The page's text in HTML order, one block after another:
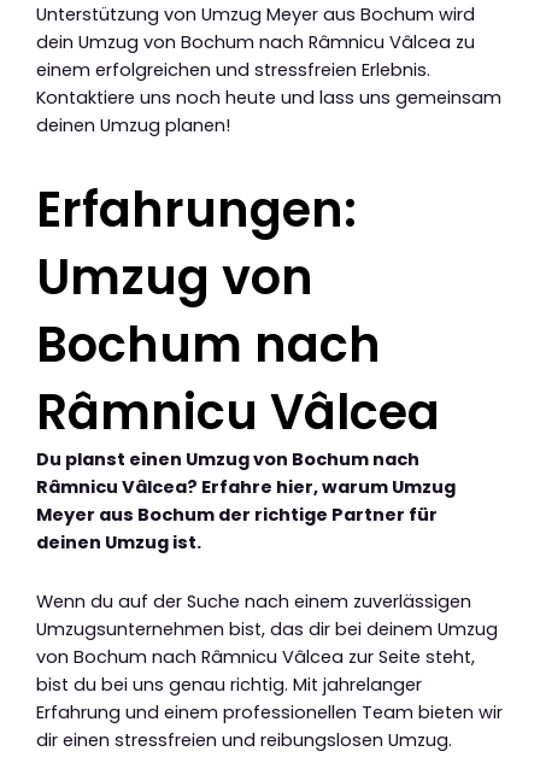
Unterstützung von Umzug Meyer aus Bochum wird
dein Umzug von Bochum nach Râmnicu Vâlcea zu
einem erfolgreichen und stressfreien Erlebnis.
Kontaktiere uns noch heute und lass uns gemeinsam
deinen Umzug planen!
Erfahrungen:
Umzug von
Bochum nach
Râmnicu Vâlcea
Du planst einen Umzug von Bochum nach
Râmnicu Vâlcea? Erfahre hier, warum Umzug
Meyer aus Bochum der richtige Partner für
deinen Umzug ist.
Wenn du auf der Suche nach einem zuverlässigen
Umzugsunternehmen bist, das dir bei deinem Umzug
von Bochum nach Râmnicu Vâlcea zur Seite steht,
bist du bei uns genau richtig. Mit jahrelanger
Erfahrung und einem professionellen Team bieten wir
dir einen stressfreien und reibungslosen Umzug.